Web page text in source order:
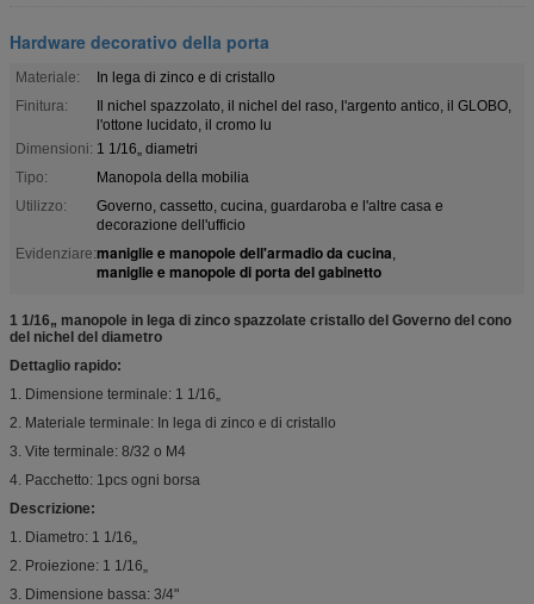
Hardware decorativo della porta
Materiale:
In lega di zinco e di cristallo
Finitura:
Il nichel spazzolato, il nichel del raso, l'argento antico, il GLOBO,
l'ottone lucidato, il cromo lu
Dimensioni: 1 1/16„ diametri
Tipo:
Manopola della mobilia
Utilizzo:
Governo, cassetto, cucina, guardaroba e l'altre casa e
decorazione dell'ufficio
Evidenziare:maniglie e manopole dell'armadio da cucina,
maniglie e manopole di porta del gabinetto
1 1/16„ manopole in lega di zinco spazzolate cristallo del Governo del cono
del nichel del diametro
Dettaglio rapido:
1. Dimensione terminale: 1 1/16„
2. Materiale terminale: In lega di zinco e di cristallo
3. Vite terminale: 8/32 o M4
4. Pacchetto: 1pcs ogni borsa
Descrizione:
1. Diametro: 1 1/16„
2. Proiezione: 1 1/16„
3. Dimensione bassa: 3/4"